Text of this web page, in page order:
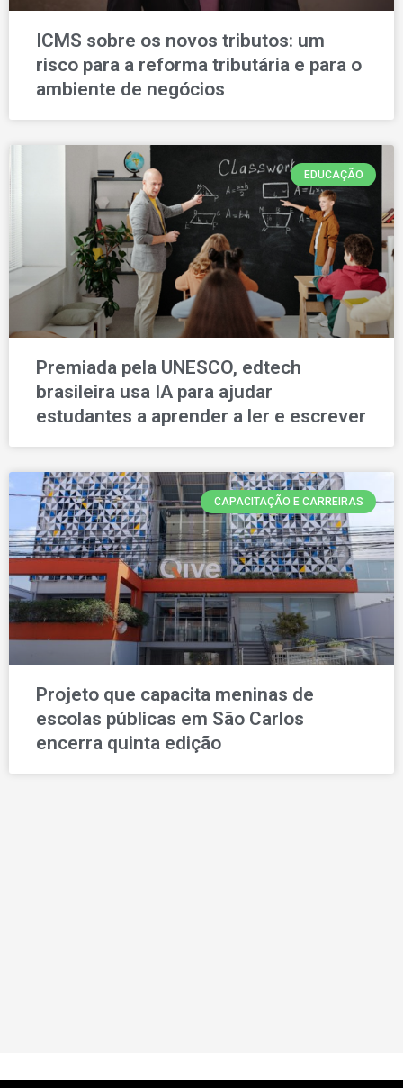
ICMS sobre os novos tributos: um
risco para a reforma tributária e para o
ambiente de negócios
EDUCAÇÃO
Premiada pela UNESCO, edtech
brasileira usa IA para ajudar
estudantes a aprender a ler e escrever
CAPACITAÇÃO E CARREIRAS
Projeto que capacita meninas de
escolas públicas em São Carlos
encerra quinta edição